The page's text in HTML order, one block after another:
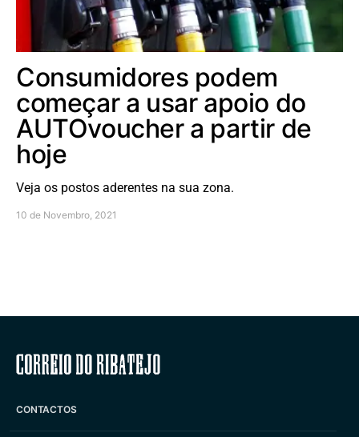
Consumidores podem
começar a usar apoio do
AUTOvoucher a partir de
hoje
Veja os postos aderentes na sua zona.
10 de Novembro, 2021
Correio do Ribatejo
CONTACTOS